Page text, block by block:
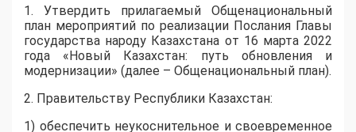
1. Утвердить прилагаемый Общенациональный
план мероприятий по реализации Послания Главы
государства народу Казахстана от 16 марта 2022
года «Новый Казахстан: путь обновления и
модернизации» (далее – Общенациональный план).
2. Правительству Республики Казахстан:
1) обеспечить неукоснительное и своевременное